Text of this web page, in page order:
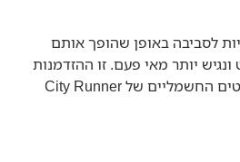
לסביבה באופן שהופך אותם
יותר מאי פעם. זו ההזדמנות
שלכם ליהנות מחופש תנועה אמיתי, לחסוך זמן וכסף, ולתרום לסביבה נקייה יותר. בקרו באקופאן עוד היום וגלו איך הקורקינטים החשמליים של City Runner